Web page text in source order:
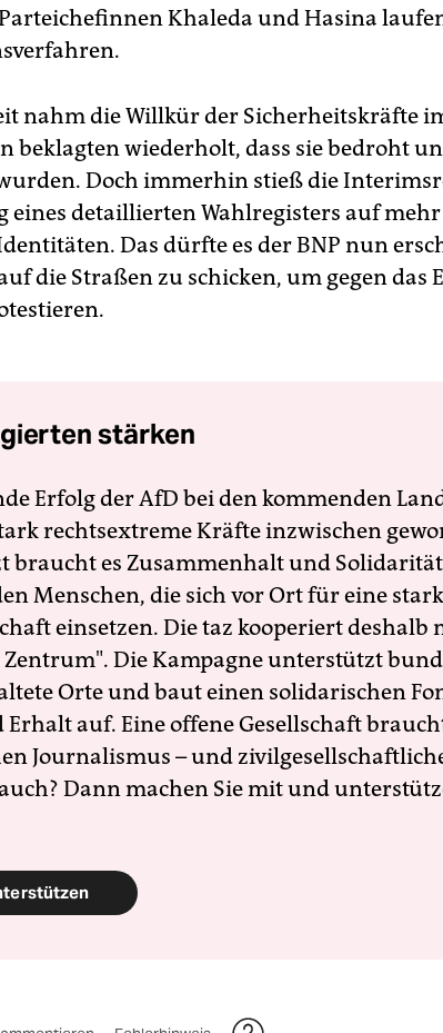
Khaleda und Hasina
nahm die Willkür der Sicherheitskräfte
beklagten wiederholt, dass sie bedroht
Doch immerhin stieß die
eines detaillierten Wahlregisters auf
Das dürfte es der BNP nun
die Straßen zu schicken, um gegen das
stärken
Erfolg der AfD bei den kommenden
rechtsextreme Kräfte inzwischen
braucht es Zusammenhalt und
Menschen, die sich vor Ort für eine
einsetzen. Die taz kooperiert deshalb
Die Kampagne unterstützt
Orte und baut einen solidarischen
Erhalt auf. Eine offene Gesellschaft
Journalismus – und
Dann machen Sie mit und